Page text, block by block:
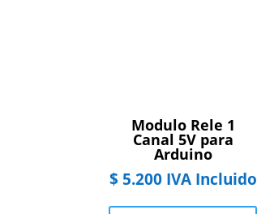
Modulo Rele 1
Canal 5V para
Arduino
$5.200 IVA Incluido